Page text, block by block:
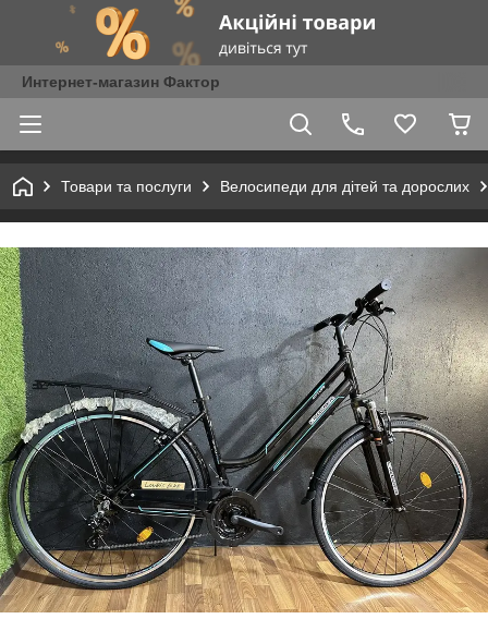
Интернет-магазин Фактор
Товари та послуги Велосипеди для дітей та дорослих